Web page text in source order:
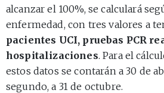
alcanzar el 100%, se calculará
enfermedad, con tres valores a
pacientes UCI, pruebas PCR
hospitalizaciones. Para el
estos datos se contarán a 30 de
segundo, a 31 de octubre.